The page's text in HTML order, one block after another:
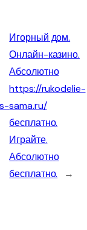
Игорный дом.
Онлайн-казино.
Абсолютно
https://rukodelie-
sama.ru/
бесплатно.
Играйте.
Абсолютно
бесплатно.
→